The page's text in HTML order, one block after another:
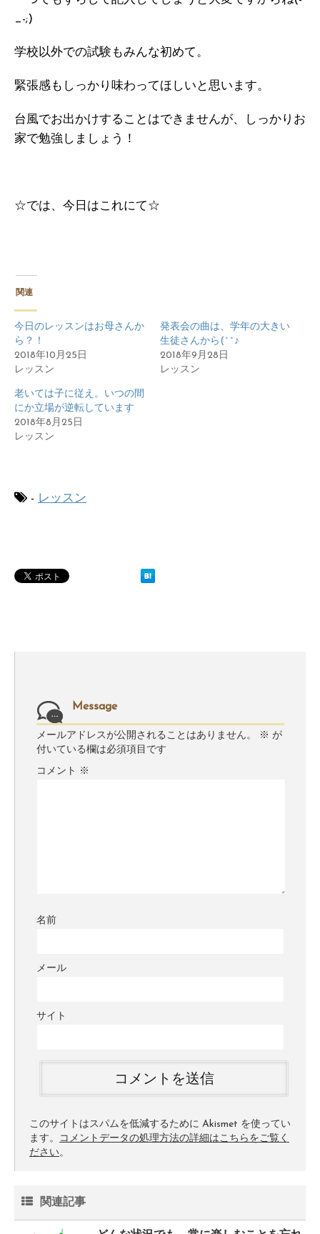
_-;)
学校以外での試験もみんな初めて。
緊張感もしっかり味わってほしいと思います。
台風でお出かけすることはできませんが、しっかりお
家で勉強しましょう！
☆では、今日はこれにて☆
関連
今日のレッスンはお母さんか
ら？！
2018年10月25日
レッスン
発表会の曲は、学年の大きい
生徒さんから(^^♪
2018年9月28日
レッスン
老いては子に従え。いつの間
にか立場が逆転しています
2018年8月25日
レッスン
- レッスン
Message
メールアドレスが公開されることはありません。 ※ が
付いている欄は必須項目です
コメント ※
名前
メール
サイト
このサイトはスパムを低減するために Akismet を使ってい
ます。
コメントデータの処理方法の詳細はこちらをご覧く
ださい。
関連記事